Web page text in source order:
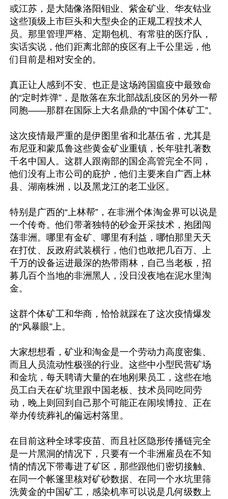
或江苏，是大陆像洛阳钼业、紫金矿业、华友钴业
这些顶级上市巨头和大型央企的正规工程技术人
员。那里管理严格、定期包机、有常驻的医疗队，
实话实说，他们距离北部的疫区有上千公里远，他
们目前是相对安全的。
真正让人感到不安、也正是这场跨国瘟疫中最致命
的“定时炸弹”，是散落在东北部战乱疫区的另外一帮
同胞——那群在国际上大名鼎鼎的“中国个体矿工”。
这次疫情最严重的是伊图里省和北基伍省，尤其是
布尼亚和蒙瓜鲁这些黄金矿业重镇，长年驻扎著数
千名中国人。这群人跟南部的国企高管完全不同，
他们没有上市公司的庇护，他们主要来自广西上林
县、湖南株洲，以及黑龙江的老工业区。
特别是广西的“上林帮”，在非洲个体淘金界可以说是
一个传奇。他们带著独特的砂金开采技术，抱团闯
荡非洲。哪里有金矿、哪里有利益，哪怕那里天天
在打仗、反政府武装横行，他们也敢把几百万、上
千万的设备运进最深的热带雨林，自己当老板，招
募几百个当地的非洲黑人，没日没夜地在泥水里淘
金。
这群个体矿工和华商，恰恰就踩在了这次疫情爆发
的“风暴眼”上。
大家想想看，矿业和淘金是一个劳动力高度密集、
而且人员流动性极强的行业。这些中小型民营矿场
和金坑，每天聘请大量的在地刚果员工，这些在地
员工白天在矿坑里跟中国老板、技术员同吃同劳
动，晚上则回到自己那个可能正在闹埃博拉、正在
举办传统葬礼的偏远村落里。
在目前这种全球零疫苗、而且社区隐形传播链完全
是一片黑洞的情况下，只要有一个非洲雇员在不知
情的情况下带毒进了矿区，那些跟他们密切接触、
在同一个帐篷里核对矿砂数据、在同一个水坑里筛
洗黄金的中国矿工，感染机率可以说是几何级数上